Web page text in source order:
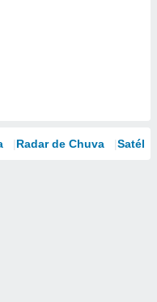
Radar de Chuva